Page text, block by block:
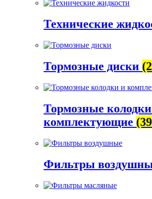
Технические
Тормозные диски
Тормозные
комплектующие
Фильтры